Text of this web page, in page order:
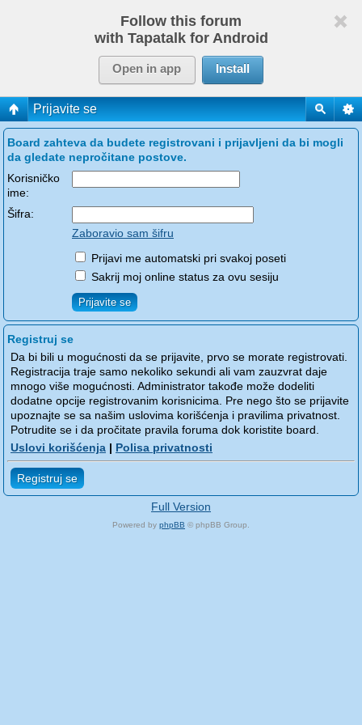
Follow this forum
with Tapatalk for Android
Open in app Install
Prijavite se
Board zahteva da budete registrovani i prijavljeni da bi mogli
da gledate nepročitane postove.
Korisničko
ime:
Šifra:
Zaboravio sam šifru
Prijavi me automatski pri svakoj poseti
Sakrij moj online status za ovu sesiju
Registruj se
Da bi bili u mogućnosti da se prijavite, prvo se morate registrovati.
Registracija traje samo nekoliko sekundi ali vam zauzvrat daje
mnogo više mogućnosti. Administrator takođe može dodeliti
dodatne opcije registrovanim korisnicima. Pre nego što se prijavite
upoznajte se sa našim uslovima korišćenja i pravilima privatnost.
Potrudite se i da pročitate pravila foruma dok koristite board.
Uslovi korišćenja | Polisa privatnosti
Registruj se
Full Version
Powered by phpBB © phpBB Group.